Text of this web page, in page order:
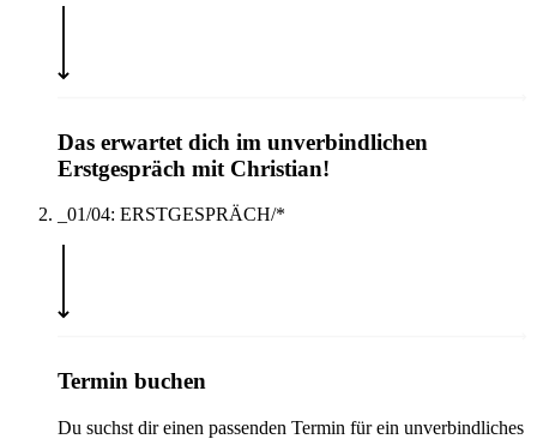
Das erwartet dich im unverbindlichen
Erstgespräch mit Christian!
_01/04: ERSTGESPRÄCH/*
Termin buchen
Du suchst dir einen passenden Termin für ein unverbindliches